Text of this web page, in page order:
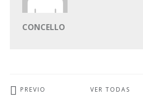
CONCELLO
PREVIO VER TODAS